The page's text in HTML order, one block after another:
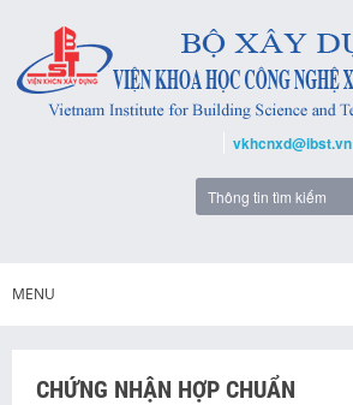
vkhcnxd@ibst.vn
MENU
CHỨNG NHẬN HỢP CHUẨN